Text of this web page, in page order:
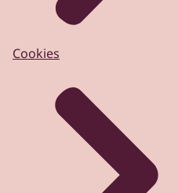
Cookies